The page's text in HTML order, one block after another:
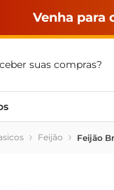
Venha para
suas compras?
Feijão Feijão